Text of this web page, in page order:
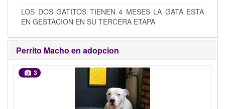
LOS DOS GATITOS TIENEN 4 MESES LA GATA ESTA
EN GESTACION EN SU TERCERA ETAPA
Perrito Macho en adopcion
3